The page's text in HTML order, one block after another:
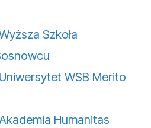
Szkoła
WSB Merito
Humanitas